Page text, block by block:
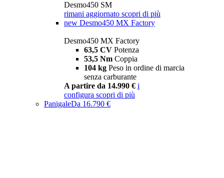
Desmo450 SM
rimani aggiornato scopri di più
new Desmo450 MX Factory
Desmo450 MX Factory
63,5 CV Potenza
53,5 Nm Coppia
104 kg Peso in ordine di marcia
senza carburante
A partire da 14.990 € i
configura scopri di più
PanigaleDa 16.790 €